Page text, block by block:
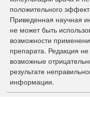
а
п
о
и
с
к
положительного
Приведенная научная
не может быть
возможности
препарата. Редакция не
возможные
результате
информации.